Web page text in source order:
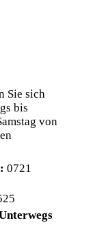
Sie sich
bis
von
0721